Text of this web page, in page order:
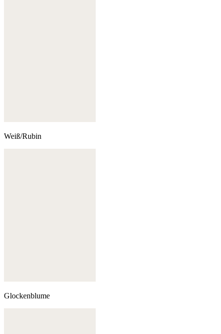
Weiß/Rubin
Glockenblume